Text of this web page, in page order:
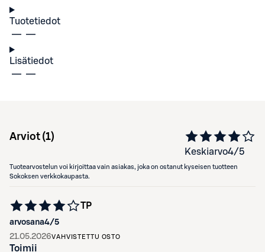
Tuotetiedot
Lisätiedot
Arviot (1)
Keskiarvo4/5
Tuotearvostelun voi kirjoittaa vain asiakas, joka on ostanut kyseisen tuotteen
Sokoksen verkkokaupasta.
arvosana4/5
TP
21.05.2026VAHVISTETTU OSTO
Toimii